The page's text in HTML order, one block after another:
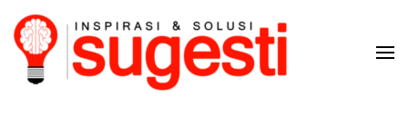
Lompat
ke
konten